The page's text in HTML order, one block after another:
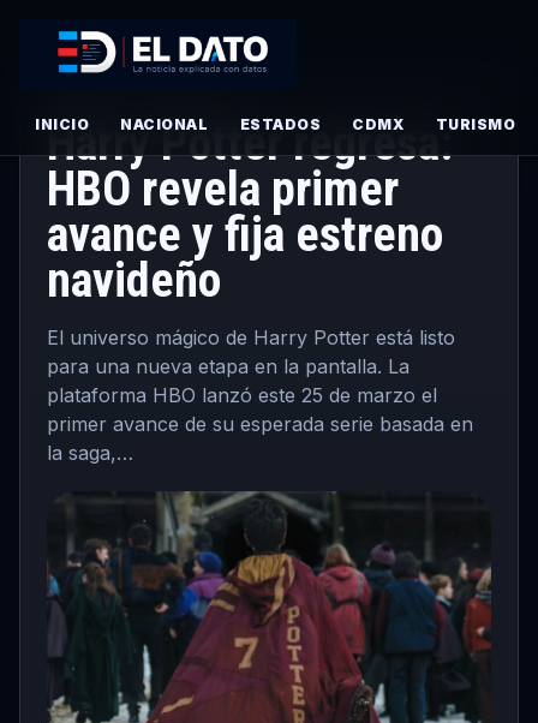
INICIO NACIONAL ESTADOS CDMX TURISMO
Harry Potter regresa:
HBO revela primer
avance y fija estreno
navideño
El universo mágico de Harry Potter está listo
para una nueva etapa en la pantalla. La
plataforma HBO lanzó este 25 de marzo el
primer avance de su esperada serie basada en
la saga,…